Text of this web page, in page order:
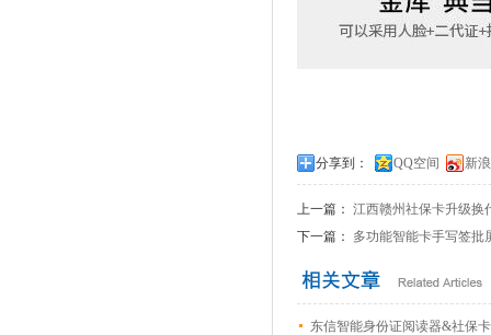
分享到： QQ空间 新
上一篇： 江西赣州社保卡升级换
下一篇： 多功能智能卡手写签批
东信智能身份证阅读器&社保